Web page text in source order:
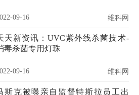
09-16 维科网
天新资讯：UVC紫外线杀菌技术-
毒杀菌专用灯珠
09-16 维科网
斯克被曝亲自监督特斯拉员工出